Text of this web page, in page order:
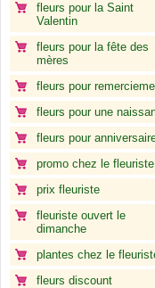
fleurs pour la Saint
Valentin
fleurs pour la fête des
mères
fleurs pour
fleurs pour une
fleurs pour
promo chez le fleuriste
prix fleuriste
fleuriste ouvert le
dimanche
plantes chez le
fleurs discount